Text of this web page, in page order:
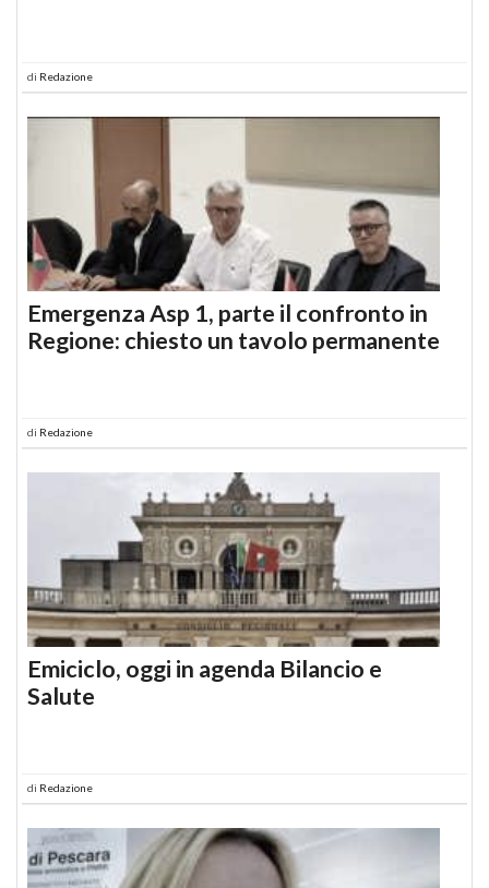
di Redazione
Emergenza Asp 1, parte il confronto in
Regione: chiesto un tavolo permanente
di Redazione
Emiciclo, oggi in agenda Bilancio e
Salute
di Redazione